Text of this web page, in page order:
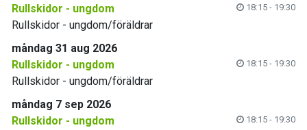
Rullskidor - ungdom
18:15 - 19:30
Rullskidor - ungdom/föräldrar
måndag 31 aug 2026
Rullskidor - ungdom
18:15 - 19:30
Rullskidor - ungdom/föräldrar
måndag 7 sep 2026
Rullskidor - ungdom
18:15 - 19:30